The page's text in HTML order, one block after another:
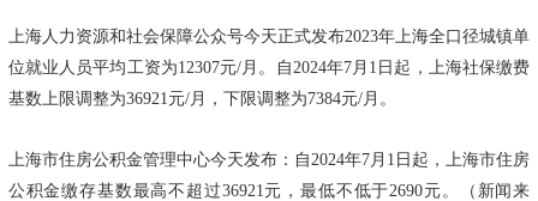
上海人力资源和社会保障公众号今天正式发布2023年上海全口径城镇单
位就业人员平均工资为12307元/月。自2024年7月1日起，上海社保缴费
基数上限调整为36921元/月，下限调整为7384元/月。
上海市住房公积金管理中心今天发布：自2024年7月1日起，上海市住房
公积金缴存基数最高不超过36921元，最低不低于2690元。（新闻来